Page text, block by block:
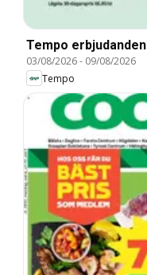
Tempo erbjudanden
03/08/2026- 09/08/2026
Tempo